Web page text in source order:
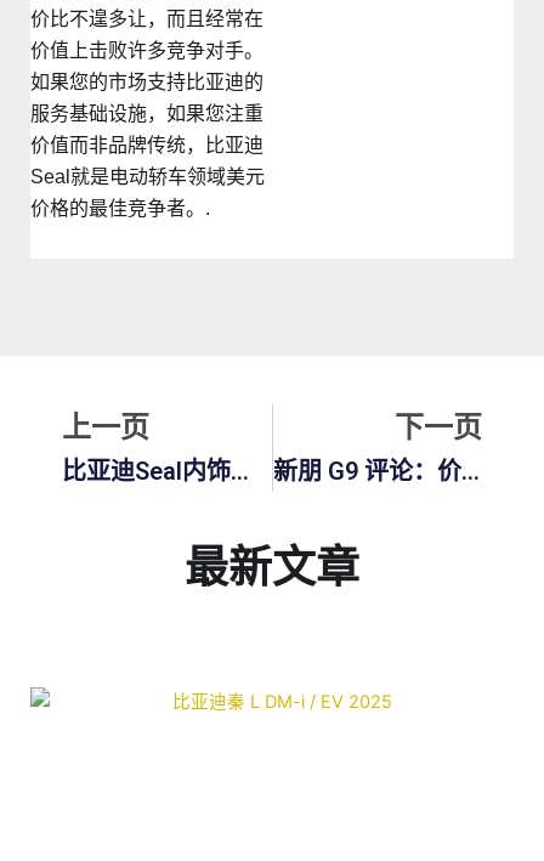
价比不遑多让，而且经常在
价值上击败许多竞争对手。
如果您的市场支持比亚迪的
服务基础设施，如果您注重
价值而非品牌传统，比亚迪
Seal就是电动轿车领域美元
价格的最佳竞争者。.
上一页
比亚迪Seal内饰评测：舒适、品质和技术
下一页
新朋 G9 评论：价格、续航里程、内饰和 2025 年购买指南
最新文章